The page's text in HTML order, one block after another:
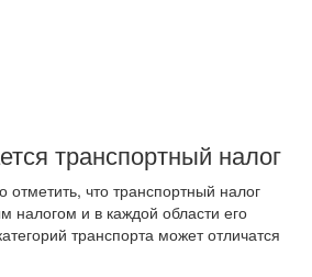
транспортный налог
что транспортный налог
налогом и в каждой области его
транспорта может отличатся